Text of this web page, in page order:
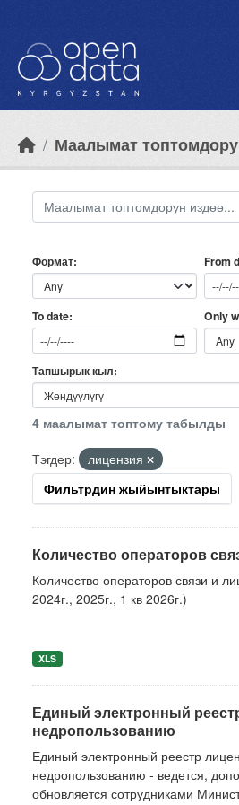
Маалымат топтомдору
Формат From
To date Only
Тапшырык кыл
4 маалымат топтому табылды
Тэгдер:
лицензия
Фильтрдин жыйынтыктары
Количество операторов
Количество операторов связи и
2024г., 2025г., 1 кв 2026г.)
XLS
Единый электронный
недропользованию
Единый электронный реестр
недропользованию - ведется,
обновляется сотрудниками